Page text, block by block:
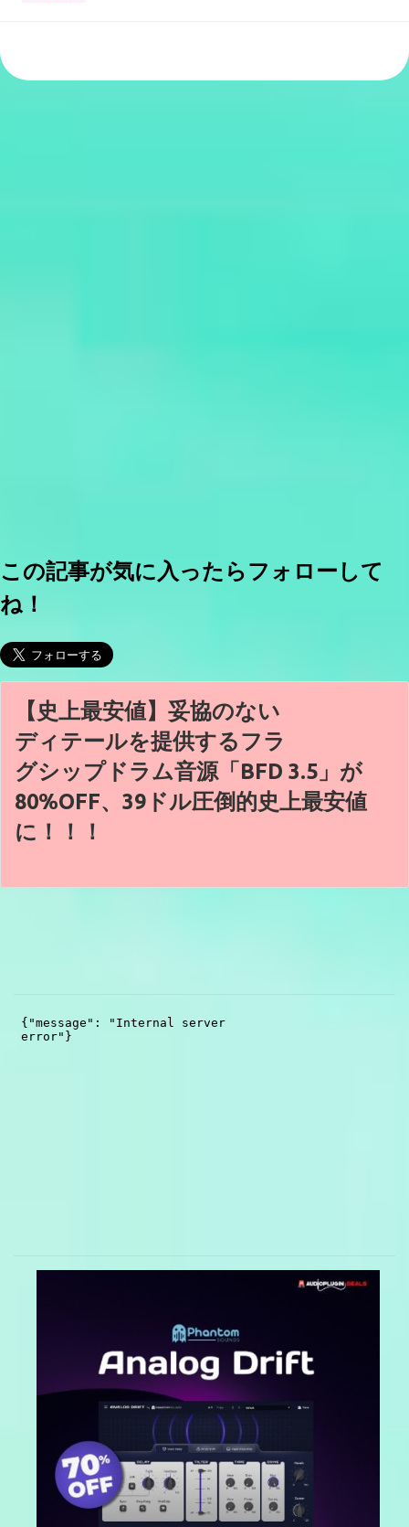
この記事が気に入ったらフォローして
ね！
【史上最安値】妥協のない
ディテールを提供するフラ
グシップドラム音源「BFD 3.5」が
80%OFF、39ドル圧倒的史上最安値
に！！！